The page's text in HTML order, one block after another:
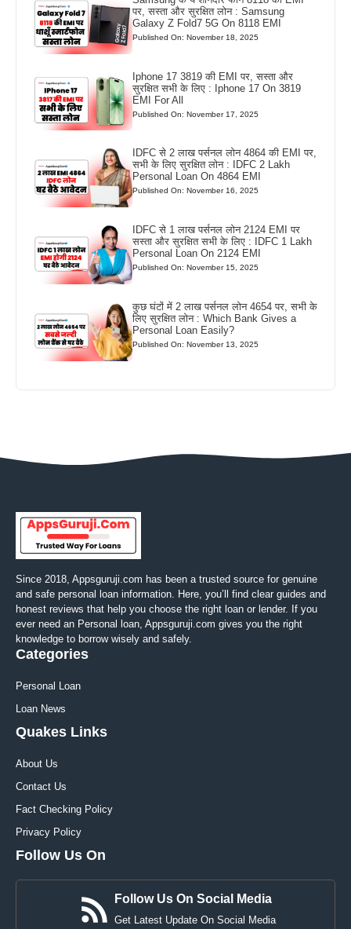
पर, सस्ता और सुरक्षित लोन : Samsung
Galaxy Z Fold7 5G On 8118 EMI
Published On: November 18, 2025
Iphone 17 3819 की EMI पर, सस्ता और
सुरक्षित सभी के लिए : Iphone 17 On 3819
EMI For All
Published On: November 17, 2025
IDFC से 2 लाख पर्सनल लोन 4864 की EMI पर,
सभी के लिए सुरक्षित लोन : IDFC 2 Lakh
Personal Loan On 4864 EMI
Published On: November 16, 2025
IDFC से 1 लाख पर्सनल लोन 2124 EMI पर
सस्ता और सुरक्षित सभी के लिए : IDFC 1 Lakh
Personal Loan On 2124 EMI
Published On: November 15, 2025
कुछ घंटों में 2 लाख पर्सनल लोन 4654 पर, सभी के
लिए सुरक्षित लोन : Which Bank Gives a
Personal Loan Easily?
Published On: November 13, 2025
Since 2018, Appsguruji.com has been a trusted source for genuine
and safe personal loan information. Here, you’ll find clear guides and
honest reviews that help you choose the right loan or lender. If you
ever need an Personal loan, Appsguruji.com gives you the right
knowledge to borrow wisely and safely.
Categories
Personal Loan
Loan News
Quakes Links
About Us
Contact Us
Fact Checking Policy
Privacy Policy
Follow Us On
Follow Us On Social Media
Get Latest Update On Social Media